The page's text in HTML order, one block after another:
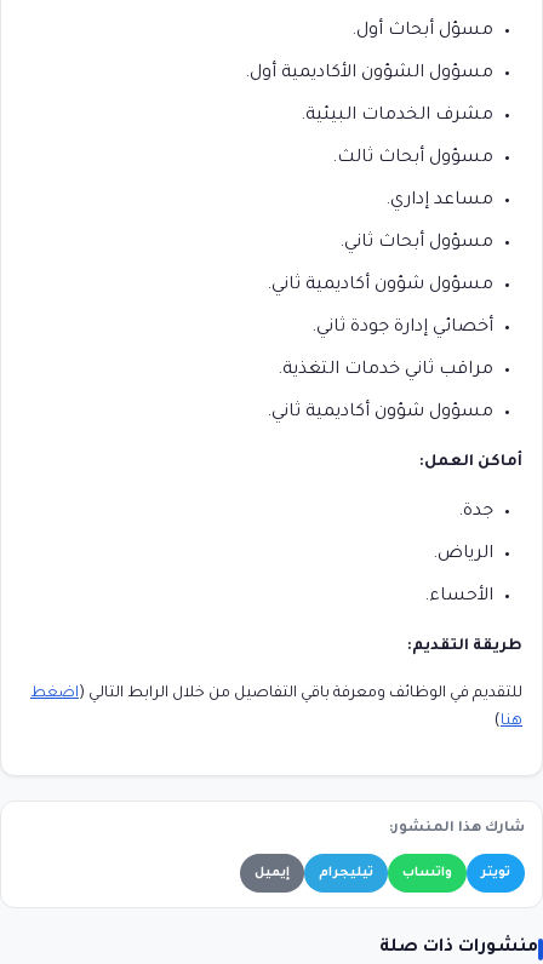
مسؤل أبحاث أول.
مسؤول الشؤون الأكاديمية أول.
مشرف الخدمات البيئية.
مسؤول أبحاث ثالث.
مساعد إداري.
مسؤول أبحاث ثاني.
مسؤول شؤون أكاديمية ثاني.
أخصائي إدارة جودة ثاني.
مراقب ثاني خدمات التغذية.
مسؤول شؤون أكاديمية ثاني.
أماكن العمل:
جدة.
الرياض.
الأحساء.
طريقة التقديم:
للتقديم في الوظائف ومعرفة باقي التفاصيل من خلال الرابط التالي (اضغط
هنا)
شارك هذا المنشور:
تويتر واتساب تيليجرام إيميل
منشورات ذات صلة